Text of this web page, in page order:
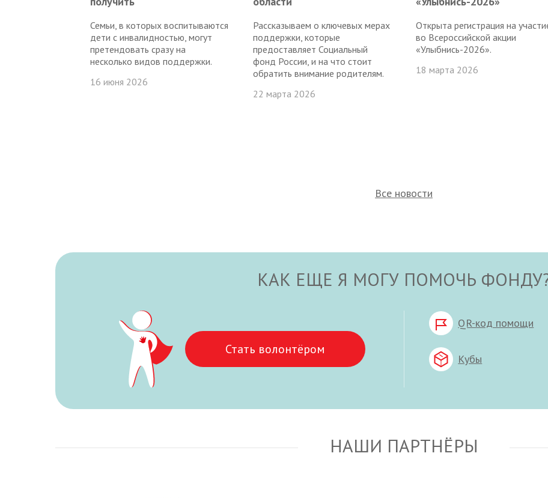
Семьи, в которых воспитываются
дети с инвалидностью, могут
претендовать сразу на
несколько видов поддержки.
16 июня 2026
Рассказываем о ключевых мерах
поддержки, которые
предоставляет Социальный
фонд России, и на что стоит
обратить внимание родителям.
22 марта 2026
Открыта регистрация на
во Всероссийской акции
«Улыбнись-2026».
18 марта 2026
Все новости
КАК ЕЩЕ Я МОГУ ПОМОЧЬ
Стать волонтёром
QR-код помощи
Кубы
НАШИ ПАРТНЁРЫ